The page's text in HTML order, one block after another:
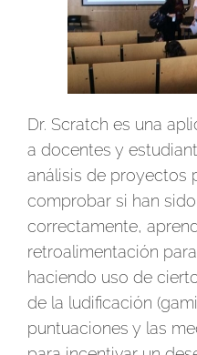
Dr. Scratch es una
a docentes y
análisis de proyectos
comprobar si han
correctamente,
retroalimentación
haciendo uso de
de la ludificación
puntuaciones y las